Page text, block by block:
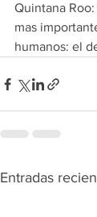
Quintana
mas
humanos: el
Entradas